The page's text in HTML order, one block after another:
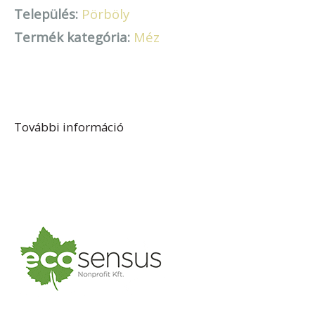
Település: Pörböly
Termék kategória: Méz
További információ